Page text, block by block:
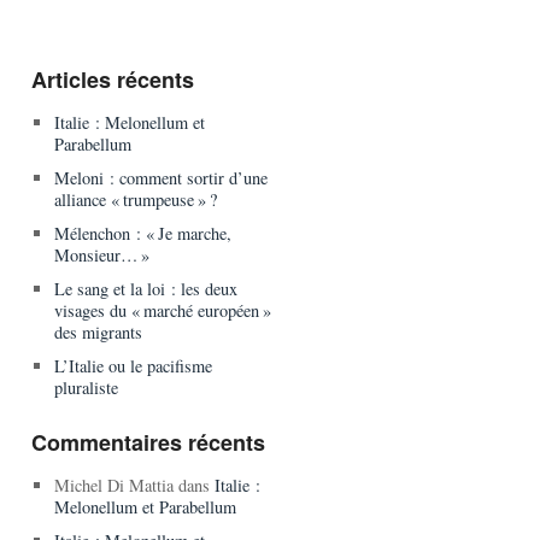
Articles récents
Italie : Melonellum et
Parabellum
Meloni : comment sortir d’une
alliance « trumpeuse » ?
Mélenchon : « Je marche,
Monsieur… »
Le sang et la loi : les deux
visages du « marché européen »
des migrants
L’Italie ou le pacifisme
pluraliste
Commentaires récents
Michel Di Mattiadans Italie :
Melonellum et Parabellum